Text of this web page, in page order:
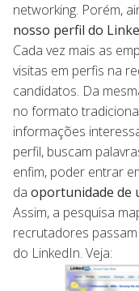
networking. Porém,
nosso perfil do
Cada vez mais as
visitas em perfis na
candidatos. Da
no formato
informações
perfil, buscam
enfim, poder entrar
da oportunidade de
Assim, a pesquisa
recrutadores
do LinkedIn. Veja: